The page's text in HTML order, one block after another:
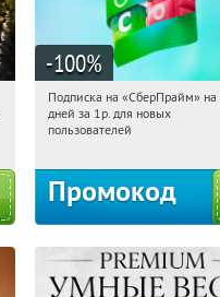
-100%
15:08:06
Россия
Подписка на «СберПрайм» на
дней за 1р. для новых
пользователей
Промокод